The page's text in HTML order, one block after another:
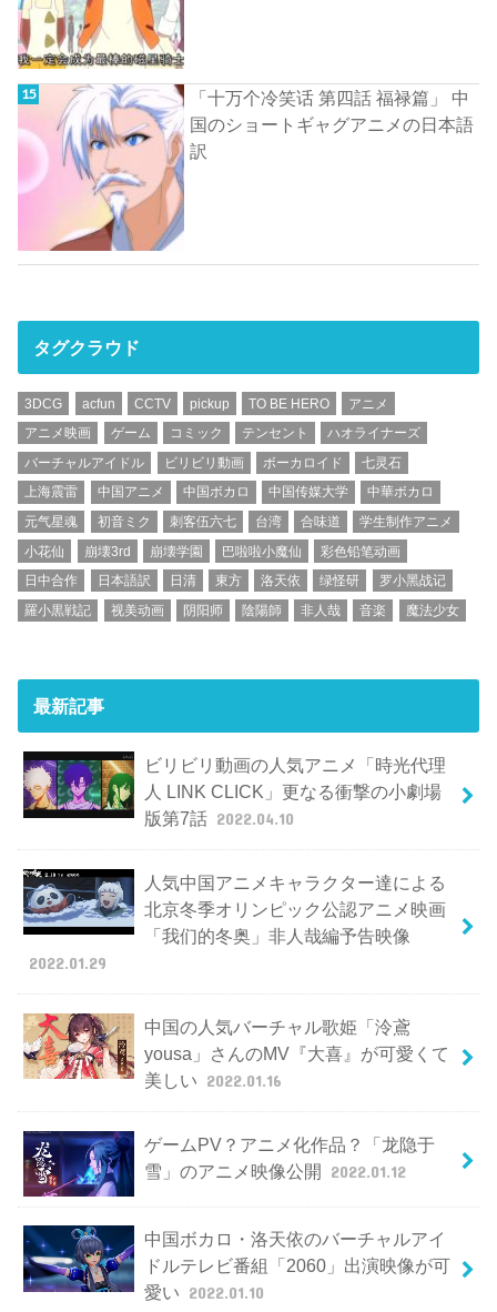
「十万个冷笑话 第四話 福禄篇」 中
国のショートギャグアニメの日本語
訳
タグクラウド
3DCG acfun CCTV pickup TO BE HERO
アニメ
アニメ映画
ゲーム コミック テンセント
ハオライナーズ
バーチャルアイドル
ビリビリ動画 ボーカロイド
七灵石
上海震雷
中国アニメ 中国ボカロ 中国传媒大学
中華ボカロ
元气星魂
初音ミク 刺客伍六七 台湾 合味道
学生制作アニメ
小花仙
崩壊3rd 崩壊学園 巴啦啦小魔仙
彩色铅笔动画
日中合作
日本語訳 日清 東方 洛天依 绿怪研
罗小黑战记
羅小黒戦記
视美动画 阴阳师 陰陽師 非人哉 音楽 魔法少女
最新記事
ビリビリ動画の人気アニメ「時光代理
人 LINK CLICK」更なる衝撃の小劇場
版第7話 2022.04.10
人気中国アニメキャラクター達による
北京冬季オリンピック公認アニメ映画
「我们的冬奥」非人哉編予告映像
2022.01.29
中国の人気バーチャル歌姫「泠鳶
yousa」さんのMV『大喜』が可愛くて
美しい 2022.01.16
ゲームPV？アニメ化作品？「龙隐于
雪」のアニメ映像公開 2022.01.12
中国ボカロ・洛天依のバーチャルアイ
ドルテレビ番組「2060」出演映像が可
愛い 2022.01.10